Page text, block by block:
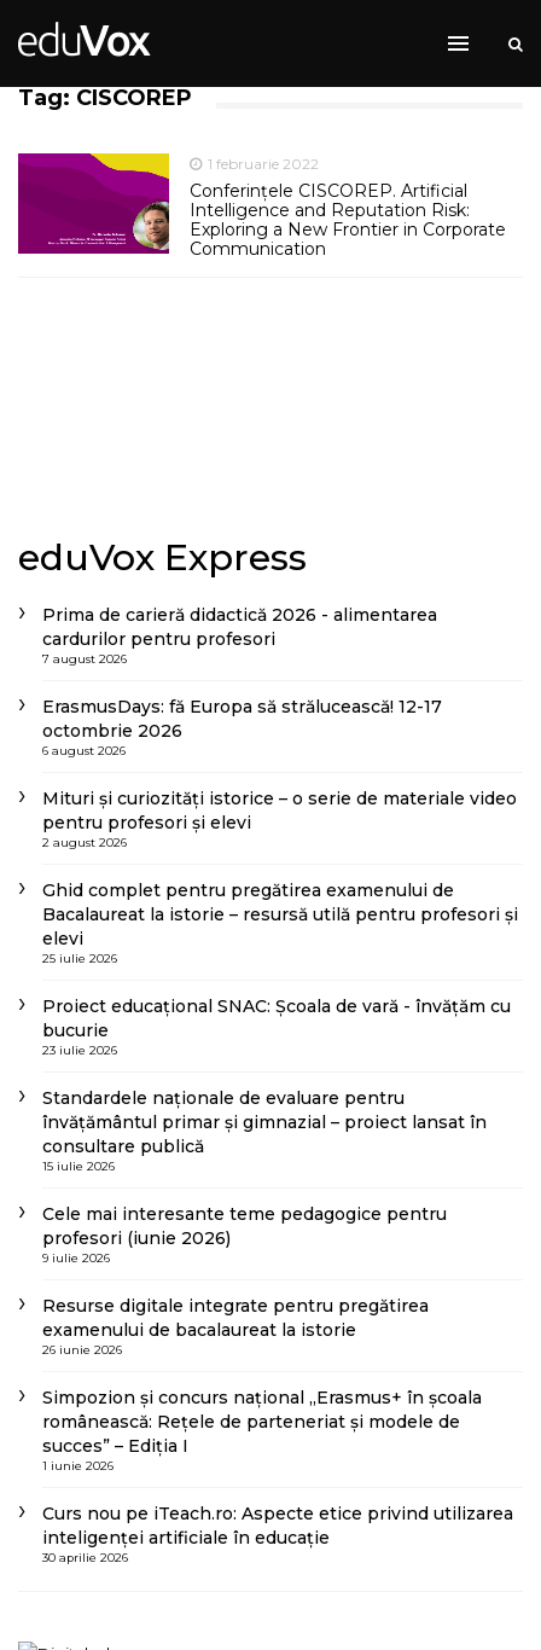
Tag: CISCOREP
1 februarie 2022
Conferințele CISCOREP. Artificial
Intelligence and Reputation Risk:
Exploring a New Frontier in Corporate
Communication
eduVox Express
Prima de carieră didactică 2026 - alimentarea
cardurilor pentru profesori
7 august 2026
ErasmusDays: fă Europa să strălucească! 12-17
octombrie 2026
6 august 2026
Mituri și curiozități istorice – o serie de materiale video
pentru profesori și elevi
2 august 2026
Ghid complet pentru pregătirea examenului de
Bacalaureat la istorie – resursă utilă pentru profesori și
elevi
25 iulie 2026
Proiect educațional SNAC: Școala de vară - învățăm cu
bucurie
23 iulie 2026
Standardele naționale de evaluare pentru
învățământul primar și gimnazial – proiect lansat în
consultare publică
15 iulie 2026
Cele mai interesante teme pedagogice pentru
profesori (iunie 2026)
9 iulie 2026
Resurse digitale integrate pentru pregătirea
examenului de bacalaureat la istorie
26 iunie 2026
Simpozion și concurs național „Erasmus+ în școala
românească: Rețele de parteneriat și modele de
succes” – Ediția I
1 iunie 2026
Curs nou pe iTeach.ro: Aspecte etice privind utilizarea
inteligenței artificiale în educație
30 aprilie 2026